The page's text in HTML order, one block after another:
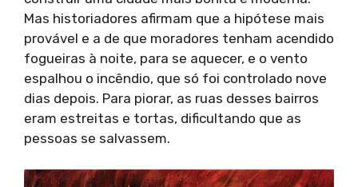
Mas historiadores afirmam que a hipótese mais
provável e a de que moradores tenham acendido
fogueiras à noite, para se aquecer, e o vento
espalhou o incêndio, que só foi controlado nove
dias depois. Para piorar, as ruas desses bairros
eram estreitas e tortas, dificultando que as
pessoas se salvassem.